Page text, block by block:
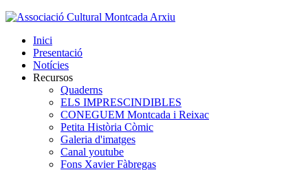
Inici
Presentació
Notícies
Recursos
Quaderns
ELS IMPRESCINDIBLES
CONEGUEM Montcada i Reixac
Petita Història Còmic
Galeria d'imatges
Canal youtube
Fons Xavier Fàbregas